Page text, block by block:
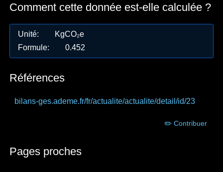
Comment cette donnée est-elle calculée ?
Unité:
KgCO₂e
Formule: 0.452
Références
bilans-ges.ademe.fr/fr/actualite/actualite/detail/id/23
✏️ Contribuer
Pages proches